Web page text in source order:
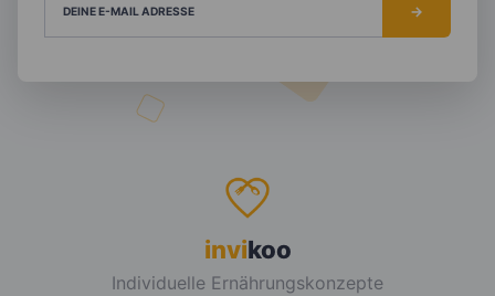
DEINE E-MAIL ADRESSE
invikoo
Individuelle Ernährungskonzepte